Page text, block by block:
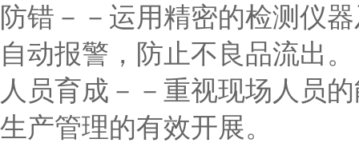
防错－－运用精密的检测仪
自动报警，防止不良品流出。
人员育成－－重视现场人员
生产管理的有效开展。